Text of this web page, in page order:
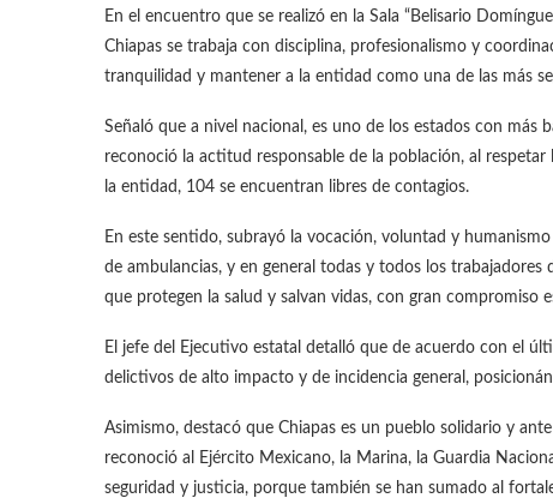
En el encuentro que se realizó en la Sala “Belisario
Chiapas se trabaja con disciplina, profesionalismo y
tranquilidad y mantener a la entidad como una de las más
Señaló que a nivel nacional, es uno de los estados con
reconoció la actitud responsable de la población, al
la entidad, 104 se encuentran libres de contagios.
En este sentido, subrayó la vocación, voluntad y
de ambulancias, y en general todas y todos los
que protegen la salud y salvan vidas, con gran compromiso
El jefe del Ejecutivo estatal detalló que de acuerdo con el
delictivos de alto impacto y de incidencia general,
Asimismo, destacó que Chiapas es un pueblo solidario y
reconoció al Ejército Mexicano, la Marina, la Guardia
seguridad y justicia, porque también se han sumado al